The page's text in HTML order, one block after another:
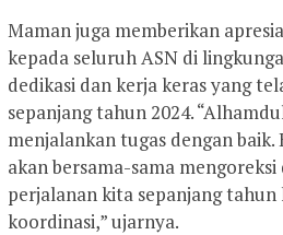
Maman juga memberikan
kepada seluruh ASN di
dedikasi dan kerja keras yang
sepanjang tahun 2024.
menjalankan tugas dengan
akan bersama-sama
perjalanan kita sepanjang
koordinasi,” ujarnya.